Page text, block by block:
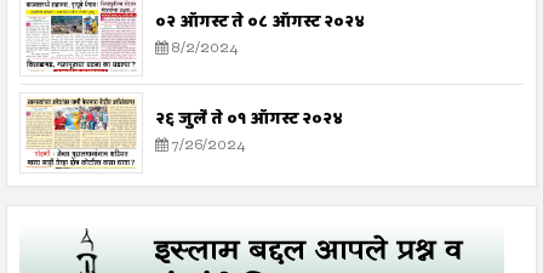
०२ ऑगस्ट ते ०८ ऑगस्ट २०२४
8/2/2024
२६ जुलै ते ०१ ऑगस्ट २०२४
7/26/2024